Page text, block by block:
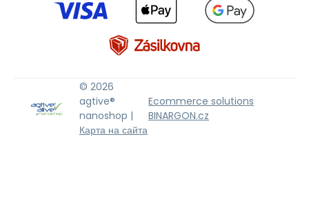
© 2026
agtive®
nanoshop |
Карта на сайта
Ecommerce solutions
BINARGON.cz